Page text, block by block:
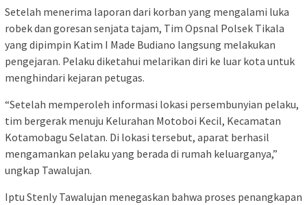
Setelah menerima laporan dari korban yang mengalami luka
robek dan goresan senjata tajam, Tim Opsnal Polsek Tikala
yang dipimpin Katim I Made Budiano langsung melakukan
pengejaran. Pelaku diketahui melarikan diri ke luar kota untuk
menghindari kejaran petugas.
“Setelah memperoleh informasi lokasi persembunyian pelaku,
tim bergerak menuju Kelurahan Motoboi Kecil, Kecamatan
Kotamobagu Selatan. Di lokasi tersebut, aparat berhasil
mengamankan pelaku yang berada di rumah keluarganya,”
ungkap Tawalujan.
Iptu Stenly Tawalujan menegaskan bahwa proses penangkapan